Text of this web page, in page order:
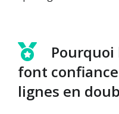
font
lignes en